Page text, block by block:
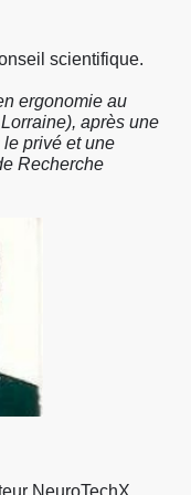
scientifique.
ergonomie au
après une
privé et une
Recherche
NeuroTechX